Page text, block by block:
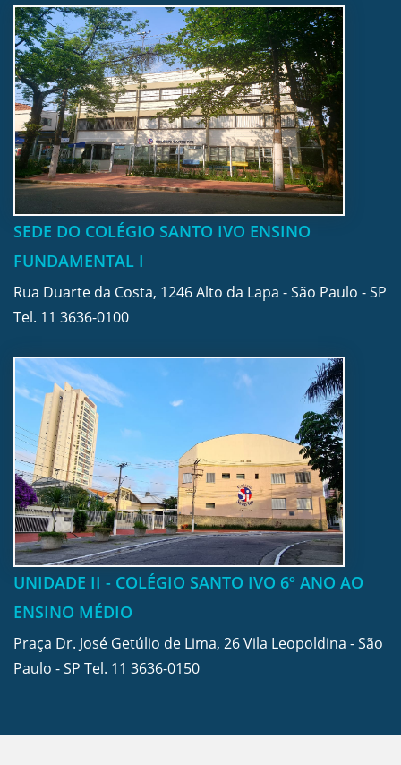
SEDE DO COLÉGIO SANTO IVO ENSINO
FUNDAMENTAL I
Rua Duarte da Costa, 1246 Alto da Lapa - São Paulo - SP
Tel. 11 3636-0100
UNIDADE II - COLÉGIO SANTO IVO 6º ANO AO
ENSINO MÉDIO
Praça Dr. José Getúlio de Lima, 26 Vila Leopoldina - São
Paulo - SP Tel. 11 3636-0150